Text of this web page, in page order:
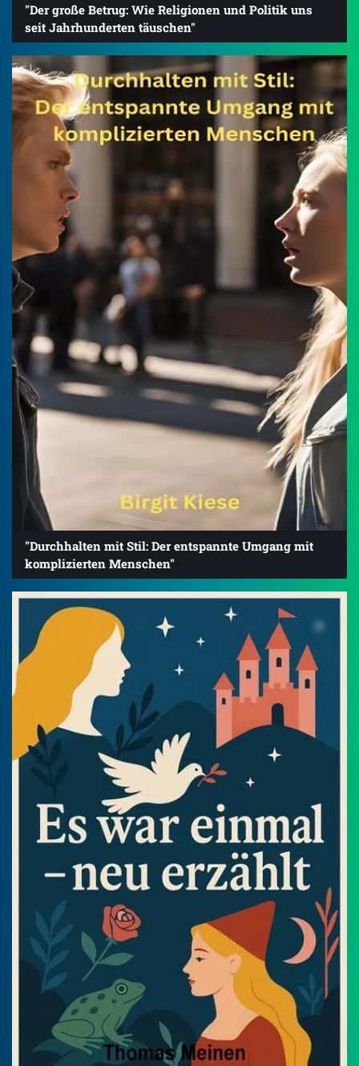
"Der große Betrug: Wie Religionen und Politik uns
seit Jahrhunderten täuschen"
"Durchhalten mit Stil: Der entspannte Umgang mit
komplizierten Menschen"